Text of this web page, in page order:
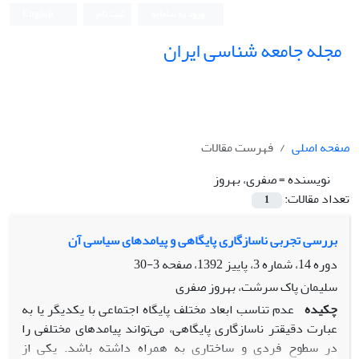
مجله جامعه شناسی ایران
صفحه اصلی
فهرست مقالات
نویسنده =صفری، بهروز
تعداد مقالات:
1
بررسی تجربی ناسازگاری پایگاهی و پیامدهای سیاسی آن
دوره 14، شماره 3، پاییز 1392، صفحه
3-30
سلیمان پاک‏ سرشت، بهروز صفری
چکیده عدم تناسب ابعاد مختلف پایگاه اجتماعی با یکدیگر یا به
عبارت دقیق‏تر ناسازگاری پایگاهی، می‌تواند پیامدهای مختلفی را
در سطوح فردی و ساختاری به همراه داشته باشد. یکی از